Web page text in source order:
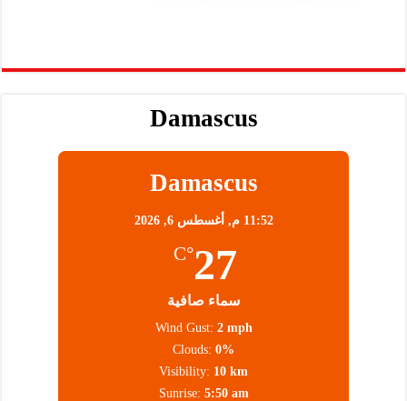
Damascus
Damascus
11:52 م, أغسطس 6, 2026
27
°C
سماء صافية
Wind Gust: 2 mph
Clouds: 0%
Visibility: 10 km
Sunrise: 5:50 am